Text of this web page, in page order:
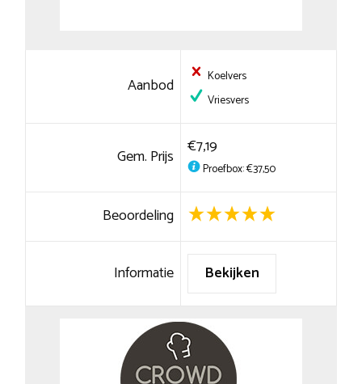
Aanbod
Koelvers
Vriesvers
Gem. Prijs €7,19
Proefbox: €37,50
Beoordeling
Informatie Bekijken